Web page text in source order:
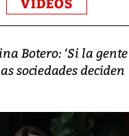
VIDEOS
Botero: ‘Si la
sociedades deciden